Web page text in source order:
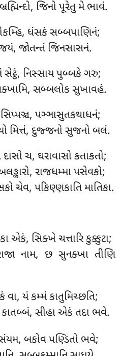
જિનો પૂરેતુ મે ભાવં.
ધંસકં સબ્બપાણિનં;
જોતન્તં જિનસાસનં.
સેટ્ઠં, નિસ્સાય પુબ્બકે ગરુ;
સબ્બલોક સુખાવહં.
પઞ્ઞાસુતકથાધનં;
મિત્તં, દુજ્જનો સુજનો બલં.
દાસો ચ, ઘરાવાસો કતાકતો;
રાજધમ્મા પસેવકો;
ચેવ, પકિણ્ણકાતિ માતિકા.
એકં, સિક્ખે ચત્તારિ કુક્કુટા;
નામ, છ સુનક્ખા તીણિ
વા, યં કમ્મં કાતુમિચ્છતિ;
સીહા એકં તદા ભવે.
બકોવ પણ્ડિતો ભવે;